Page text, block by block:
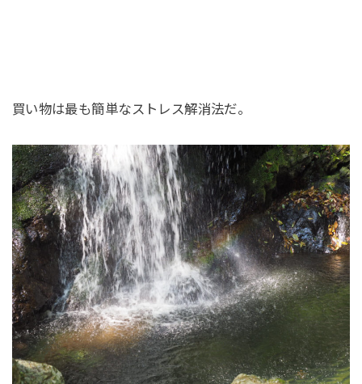
買い物は最も簡単なストレス解消法だ。